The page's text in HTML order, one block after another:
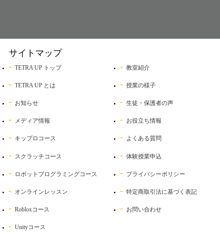
サイトマップ
TETRA UP トップ
TETRA UP とは
お知らせ
メディア情報
キップロコース
スクラッチコース
ロボットプログラミングコース
オンラインレッスン
Robloxコース
Unityコース
教室紹介
授業の様子
生徒・保護者の声
お役立ち情報
よくある質問
体験授業申込
プライバシーポリシー
特定商取引法に基づく表記
お問い合わせ